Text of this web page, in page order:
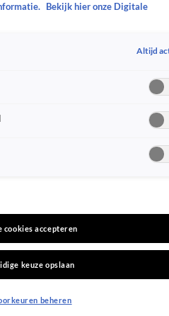
hier op
Flodder-
Bekijk hier onze Digitale
Altijd
cookies accepteren
keuze opslaan
beheren